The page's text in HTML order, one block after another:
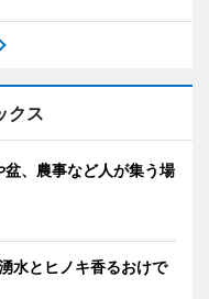
クス
、農事など人が集う場
水とヒノキ香るおけで